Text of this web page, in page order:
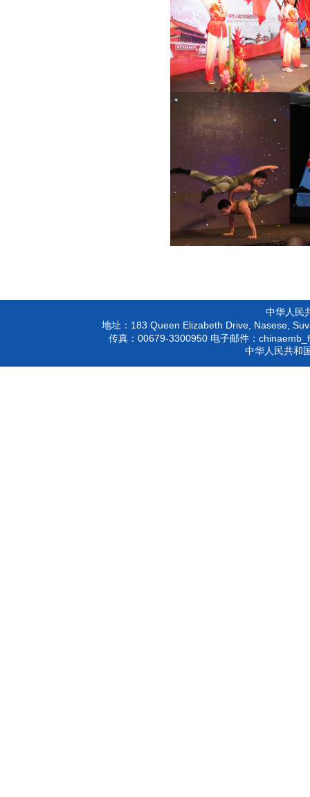
中华人民
地址： 183 Queen Elizabeth Drive, Nasese,
传真： 00679-3300950电子邮件：
中华人民共和